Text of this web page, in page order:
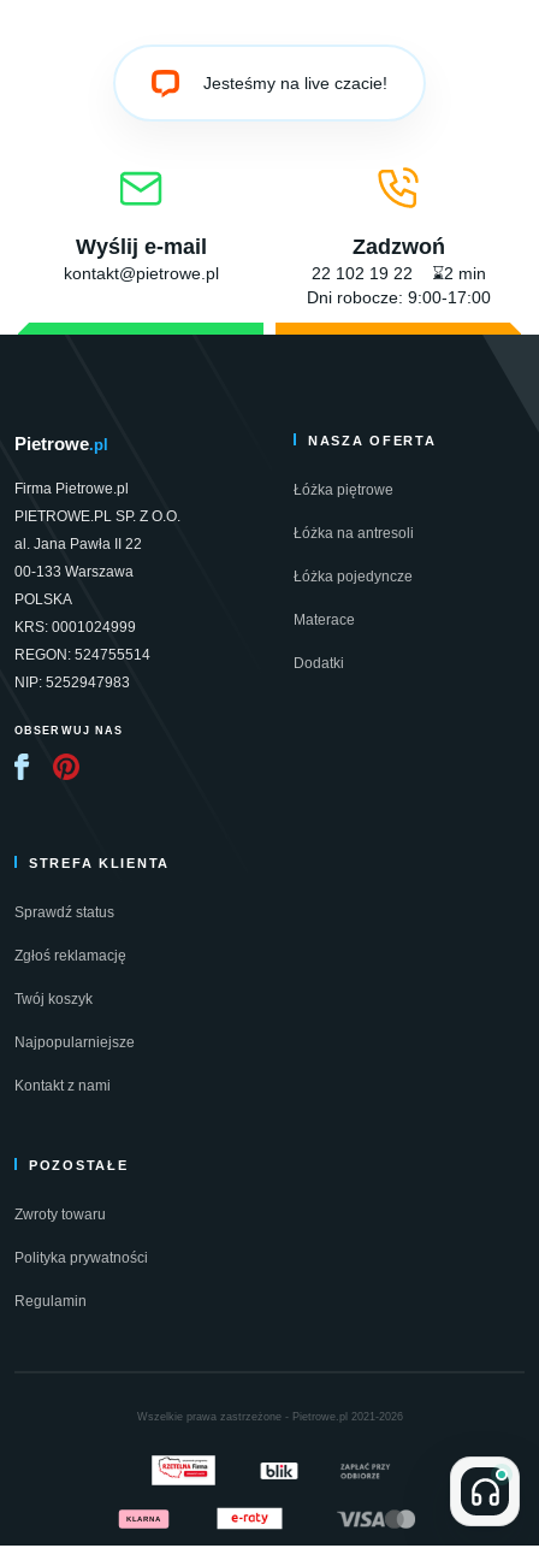
Jesteśmy na live czacie!
Wyślij e-mail
kontakt@pietrowe.pl
Zadzwoń
22 102 19 22 ⌛2 min
Dni robocze: 9:00-17:00
Pietrowe.pl
Firma Pietrowe.pl
PIETROWE.PL SP. Z O.O.
al. Jana Pawła II 22
00-133 Warszawa
POLSKA
KRS: 0001024999
REGON: 524755514
NIP: 5252947983
OBSERWUJ NAS
NASZA OFERTA
Łóżka piętrowe
Łóżka na antresoli
Łóżka pojedyncze
Materace
Dodatki
STREFA KLIENTA
Sprawdź status
Zgłoś reklamację
Twój koszyk
Najpopularniejsze
Kontakt z nami
POZOSTAŁE
Zwroty towaru
Polityka prywatności
Regulamin
Wszelkie prawa zastrzeżone - Pietrowe.pl 2021-2026
KLARNA